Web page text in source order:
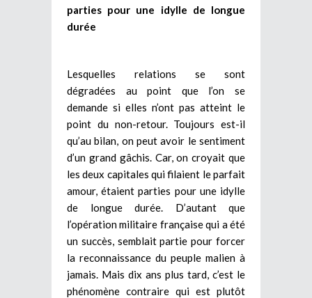
parties pour une idylle de longue
durée
Lesquelles relations se sont
dégradées au point que l’on se
demande si elles n’ont pas atteint le
point du non-retour. Toujours est-il
qu’au bilan, on peut avoir le sentiment
d’un grand gâchis. Car, on croyait que
les deux capitales qui filaient le parfait
amour, étaient parties pour une idylle
de longue durée. D’autant que
l’opération militaire française qui a été
un succès, semblait partie pour forcer
la reconnaissance du peuple malien à
jamais. Mais dix ans plus tard, c’est le
phénomène contraire qui est plutôt